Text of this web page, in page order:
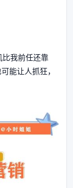
比我前任还靠
能让人抓狂，